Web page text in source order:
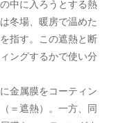
中に入ろうとする熱
冬場、暖房で温めた
指す。この遮熱と断
ングするかで使い分
金属膜をコーティン
＝遮熱）。一方、同